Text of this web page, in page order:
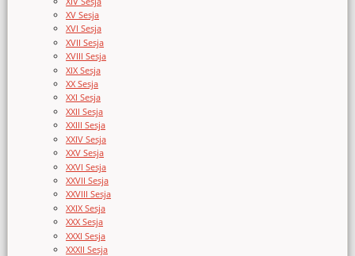
XV Sesja
XVI Sesja
XVII Sesja
XVIII Sesja
XIX Sesja
XX Sesja
XXI Sesja
XXII Sesja
XXIII Sesja
XXIV Sesja
XXV Sesja
XXVI Sesja
XXVII Sesja
XXVIII Sesja
XXIX Sesja
XXX Sesja
XXXI Sesja
XXXII Sesja